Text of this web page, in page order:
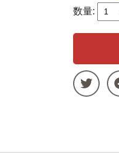
数量: